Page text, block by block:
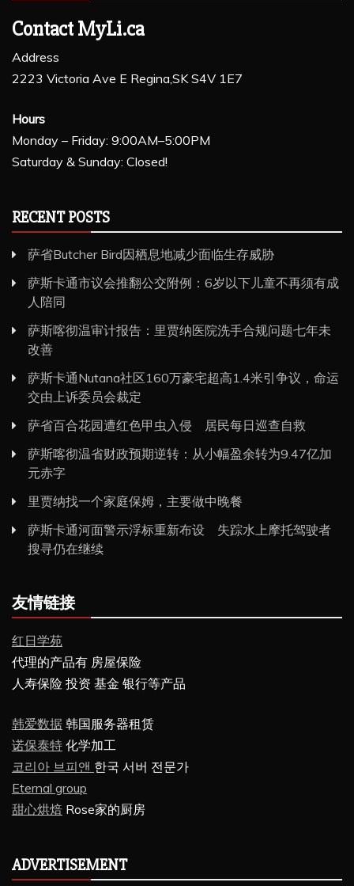
Contact MyLi.ca
Address
2223 Victoria Ave E Regina,SK S4V 1E7
Hours
Monday – Friday: 9:00AM–5:00PM
Saturday & Sunday: Closed!
RECENT POSTS
萨省Butcher Bird因栖息地减少面临生存威胁
萨斯卡通市议会推翻公交附例：6岁以下儿童不再须有成
人陪同
萨斯喀彻温审计报告：里贾纳医院洗手合规问题七年未
改善
萨斯卡通Nutana社区160万豪宅超高1.4米引争议，命运
交由上诉委员会裁定
萨省百合花园遭红色甲虫入侵 居民每日巡查自救
萨斯喀彻温省财政预期逆转：从小幅盈余转为9.47亿加
元赤字
里贾纳找一个家庭保姆，主要做中晚餐
萨斯卡通河面警示浮标重新布设 失踪水上摩托驾驶者
搜寻仍在继续
友情链接
红日学苑
代理的产品有 房屋保险
人寿保险 投资 基金 银行等产品
韩爱数据 韩国服务器租赁
诺保泰特 化学加工
코리아 브피앤 한국 서버 전문가
Eternal group
甜心烘焙 Rose家的厨房
ADVERTISEMENT